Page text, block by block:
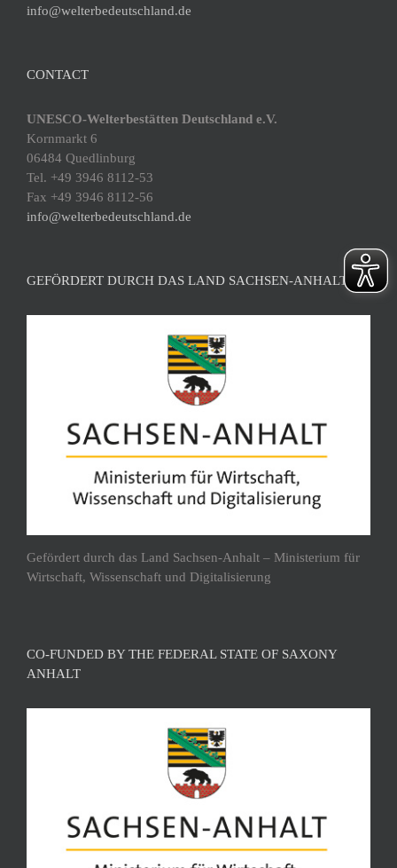
info@welterbedeutschland.de
CONTACT
UNESCO-Welterbestätten Deutschland e.V.
Kornmarkt 6
06484 Quedlinburg
Tel. +49 3946 8112-53
Fax +49 3946 8112-56
info@welterbedeutschland.de
GEFÖRDERT DURCH DAS LAND SACHSEN-ANHALT
Gefördert durch das Land Sachsen-Anhalt – Ministerium für
Wirtschaft, Wissenschaft und Digitalisierung
CO-FUNDED BY THE FEDERAL STATE OF SAXONY
ANHALT